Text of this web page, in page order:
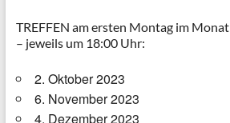
TREFFEN am ersten Montag im Monat
– jeweils um 18:00 Uhr:
2. Oktober 2023
6. November 2023
4. Dezember 2023